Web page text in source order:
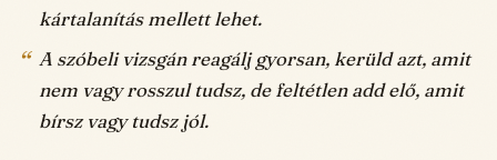
kártalanítás mellett lehet.
A szóbeli vizsgán reagálj gyorsan, kerüld azt, amit
nem vagy rosszul tudsz, de feltétlen add elő, amit
bírsz vagy tudsz jól.